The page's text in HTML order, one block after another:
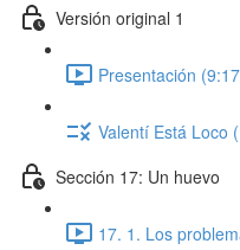
Versión original 1
Presentación
Valentí Está Loco
Sección 17: Un huevo
17. 1. Los